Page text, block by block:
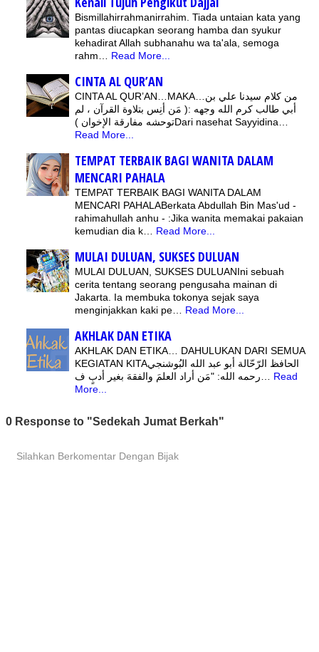
Bismillahirrahmanirrahim. Tiada untaian kata yang
pantas diucapkan seorang hamba dan syukur
kehadirat Allah subhanahu wa ta'ala, semoga
rahm… Read More...
CINTA AL QUR’AN
CINTA AL QUR’AN…MAKA…من كلام سيدنا علي بن
أبي طالب كرم الله وجهه :( مَن أنِس بتلاوة القرآن ، لم
توحشه مفارقة الإخوان )Dari nasehat Sayyidina…
Read More...
TEMPAT TERBAIK BAGI WANITA DALAM
MENCARI PAHALA
TEMPAT TERBAIK BAGI WANITA DALAM
MENCARI PAHALABerkata Abdullah Bin Mas'ud -
rahimahullah anhu - :Jika wanita memakai pakaian
kemudian dia k… Read More...
MULAI DULUAN, SUKSES DULUAN
MULAI DULUAN, SUKSES DULUANIni sebuah
cerita tentang seorang pengusaha mainan di
Jakarta. Ia membuka tokonya sejak saya
menginjakkan kaki pe… Read More...
AKHLAK DAN ETIKA
AKHLAK DAN ETIKA… DAHULUKAN DARI SEMUA
KEGIATAN KITAالحافظ الرّحّالة أبو عبد الله البُوشنجي
رحمه الله: ‏"مَن أراد العلمَ والفقهَ بغير أدبٍ ف… Read
More...
0 Response to "Sedekah Jumat Berkah"
Silahkan Berkomentar Dengan Bijak